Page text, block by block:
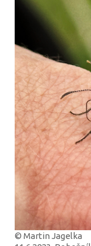
© Martin Jagelka